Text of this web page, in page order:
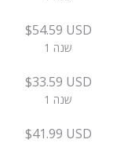
$54.59 USD
1 שנה
$33.59 USD
1 שנה
$41.99 USD